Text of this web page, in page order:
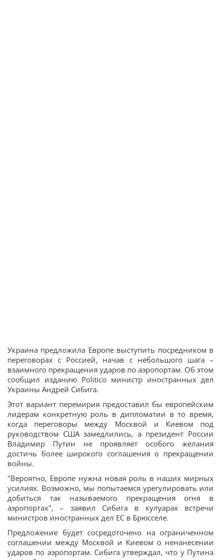
Украина предложила Европе выступить посредником в
переговорах с Россией, начав с небольшого шага –
взаимного прекращения ударов по аэропортам. Об этом
сообщил изданию Politico министр иностранных дел
Украины Андрей Сибига.
Этот вариант перемирия предоставил бы европейским
лидерам конкретную роль в дипломатии в то время,
когда переговоры между Москвой и Киевом под
руководством США замедлились, а президент России
Владимир Путин не проявляет особого желания
достичь более широкого соглашения о прекращении
войны.
"Вероятно, Европе нужна новая роль в наших мирных
усилиях. Возможно, мы попытаемся урегулировать или
добиться так называемого прекращения огня в
аэропортах", – заявил Сибига в кулуарах встречи
министров иностранных дел ЕС в Брюсселе.
Предложение будет сосредоточено на ограниченном
соглашении между Москвой и Киевом о ненанесении
ударов по аэропортам. Сибига утверждал, что у Путина